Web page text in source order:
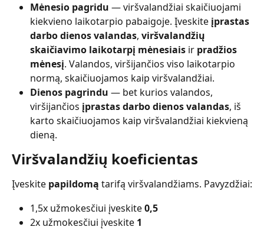
Mėnesio pagridu — viršvalandžiai skaičiuojami
kiekvieno laikotarpio pabaigoje. Įveskite įprastas
darbo dienos valandas, viršvalandžių
skaičiavimo laikotarpį mėnesiais ir pradžios
mėnesį. Valandos, viršijančios viso laikotarpio
normą, skaičiuojamos kaip viršvalandžiai.
Dienos pagrindu — bet kurios valandos,
viršijančios įprastas darbo dienos valandas, iš
karto skaičiuojamos kaip viršvalandžiai kiekvieną
dieną.
Viršvalandžių koeficientas
Įveskite papildomą tarifą viršvalandžiams. Pavyzdžiai:
1,5x užmokesčiui įveskite 0,5
2x užmokesčiui įveskite 1